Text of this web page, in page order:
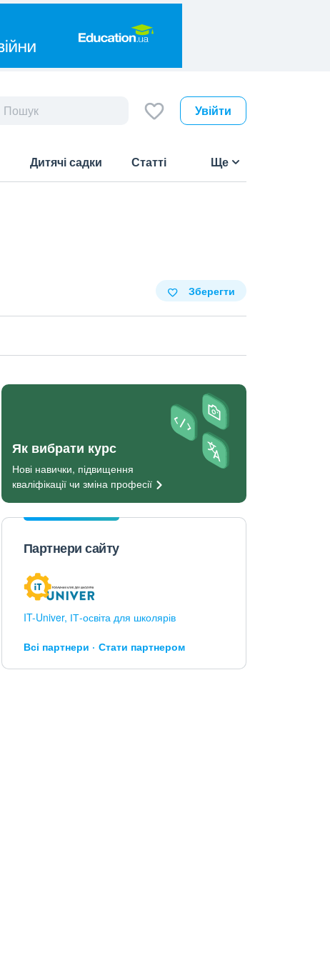
Увійти
Дитячі садки Статті Ще
Зберегти
Як вибрати курс
Нові навички, підвищення
кваліфікації чи зміна професії
Партнери сайту
IT-Univer, ІТ-освіта для школярів
Всі партнери Стати партнером